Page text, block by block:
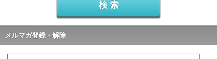
メルマガ登録・解除